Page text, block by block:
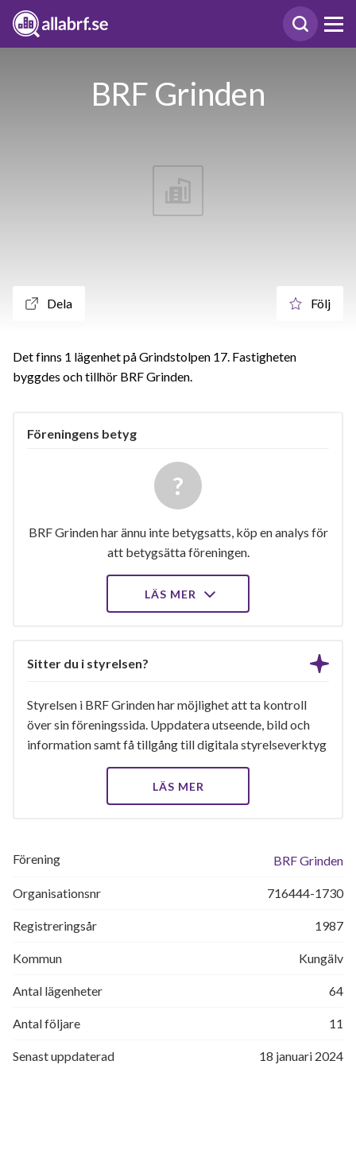
BRF Grinden
Dela Följ
Det finns 1 lägenhet på Grindstolpen 17. Fastigheten
byggdes och tillhör BRF Grinden.
Föreningens betyg
BRF Grinden har ännu inte betygsatts, köp en analys för
att betygsätta föreningen.
LÄS MER
Sitter du i styrelsen?
Styrelsen i BRF Grinden har möjlighet att ta kontroll
över sin föreningssida. Uppdatera utseende, bild och
information samt få tillgång till digitala styrelseverktyg
LÄS MER
Förening BRF Grinden
Organisationsnr 716444-1730
Registreringsår 1987
Kommun Kungälv
Antal lägenheter 64
Antal följare 11
Senast uppdaterad 18 januari 2024